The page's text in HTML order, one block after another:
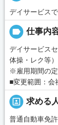
デイサービス
label 仕事内
デイサービス
体操・レク等）
※雇用期間の
■変更範囲：会
portrait 求める
普通自動車免許